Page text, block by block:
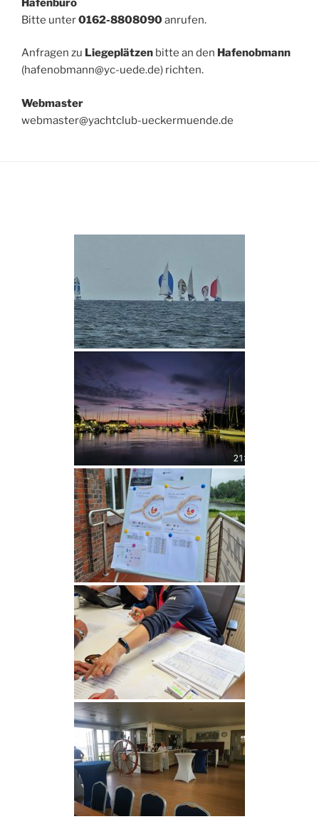
Hafenbüro
Bitte unter0162-8808090anrufen.
Anfragen zu Liegeplätzen bitte an den Hafenobmann
(hafenobmann@yc-uede.de) richten.
Webmaster
webmaster@yachtclub-ueckermuende.de